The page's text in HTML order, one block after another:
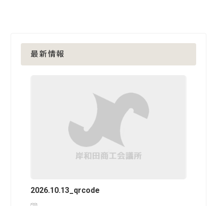
最新情報
2026.10.13_qrcode